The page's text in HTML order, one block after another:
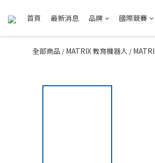
首頁 最新消息 品牌 國際競賽
全部商品 / MATRIX 教育機器人 /